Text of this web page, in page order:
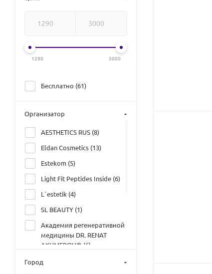
1290 3000
Бесплатно (61)
Организатор
AESTHETICS RUS (8)
Eldan Cosmetics (13)
Estekom (5)
Light Fit Peptides Inside (6)
L`estetik (4)
SL BEAUTY (1)
Академия регенеративной
медицины DR. RENAT
AKHMEROV® (6)
Гельтек. Центр
Город